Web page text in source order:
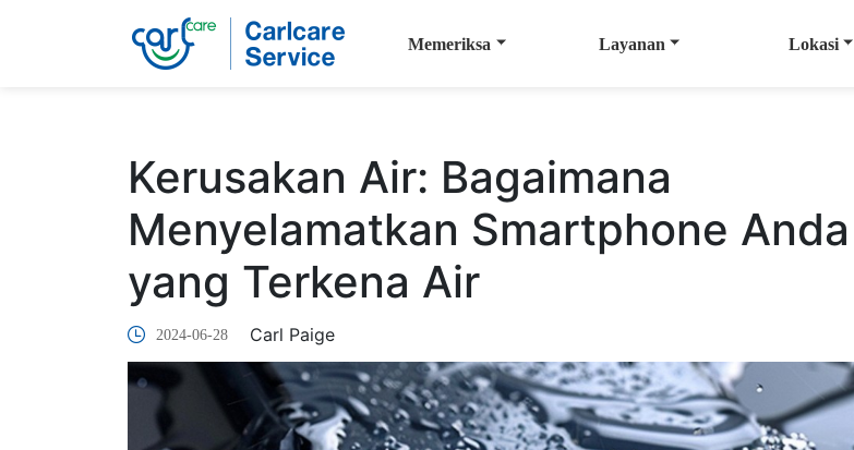
Memeriksa Layanan Lokasi
Kerusakan Air: Bagaimana
Menyelamatkan Smartphone Anda
yang Terkena Air
2024-06-28 Carl Paige